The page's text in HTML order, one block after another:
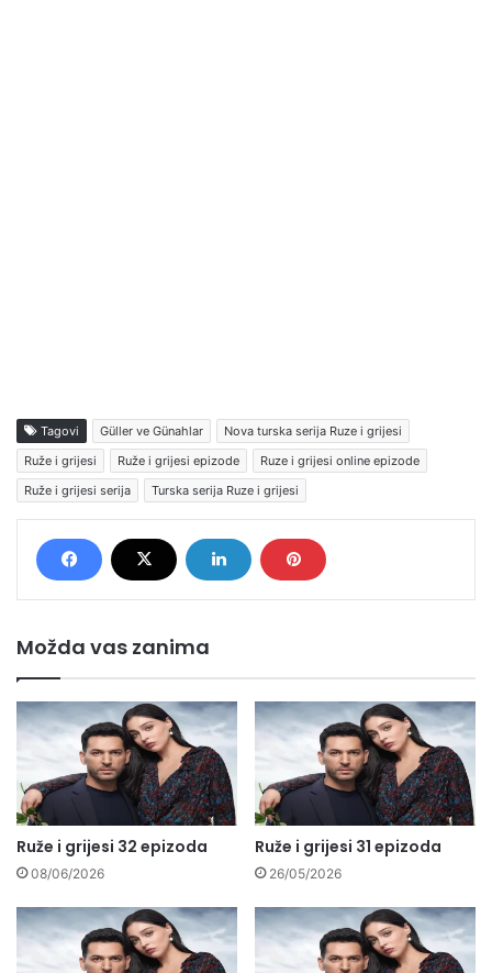
Tagovi Güller ve Günahlar
Nova turska serija Ruze i grijesi
Ruže i grijesi
Ruže i grijesi epizode
Ruze i grijesi online epizode
Ruže i grijesi serija
Turska serija Ruze i grijesi
Možda vas zanima
Ruže i grijesi 32 epizoda
08/06/2026
Ruže i grijesi 31 epizoda
26/05/2026